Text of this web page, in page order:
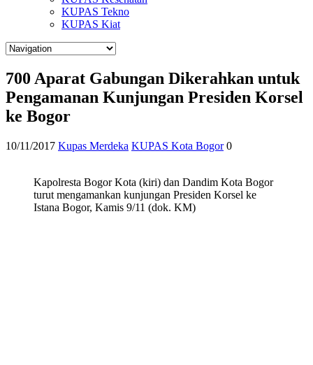
KUPAS Tekno
KUPAS Kiat
700 Aparat Gabungan Dikerahkan untuk
Pengamanan Kunjungan Presiden Korsel
ke Bogor
10/11/2017 Kupas Merdeka KUPAS Kota Bogor 0
Kapolresta Bogor Kota (kiri) dan Dandim Kota Bogor
turut mengamankan kunjungan Presiden Korsel ke
Istana Bogor, Kamis 9/11 (dok. KM)